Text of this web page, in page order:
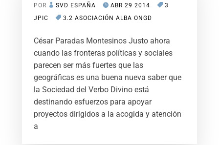
POR SVD ESPAÑA ABR 29 2014
3
JPIC
3.2 ASOCIACIÓN ALBA ONGD
César Paradas Montesinos Justo ahora
cuando las fronteras políticas y sociales
parecen ser más fuertes que las
geográficas es una buena nueva saber que
la Sociedad del Verbo Divino está
destinando esfuerzos para apoyar
proyectos dirigidos a la acogida y atención
a